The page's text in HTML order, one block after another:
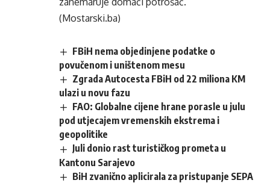
(Mostarski.ba)
FBiH nema objedinjene podatke o
povučenom i uništenom mesu
Zgrada Autocesta FBiH od 22 miliona KM
ulazi u novu fazu
FAO: Globalne cijene hrane porasle u julu
pod utjecajem vremenskih ekstrema i
geopolitike
Juli donio rast turističkog prometa u
Kantonu Sarajevo
BiH zvanično aplicirala za pristupanje SEPA